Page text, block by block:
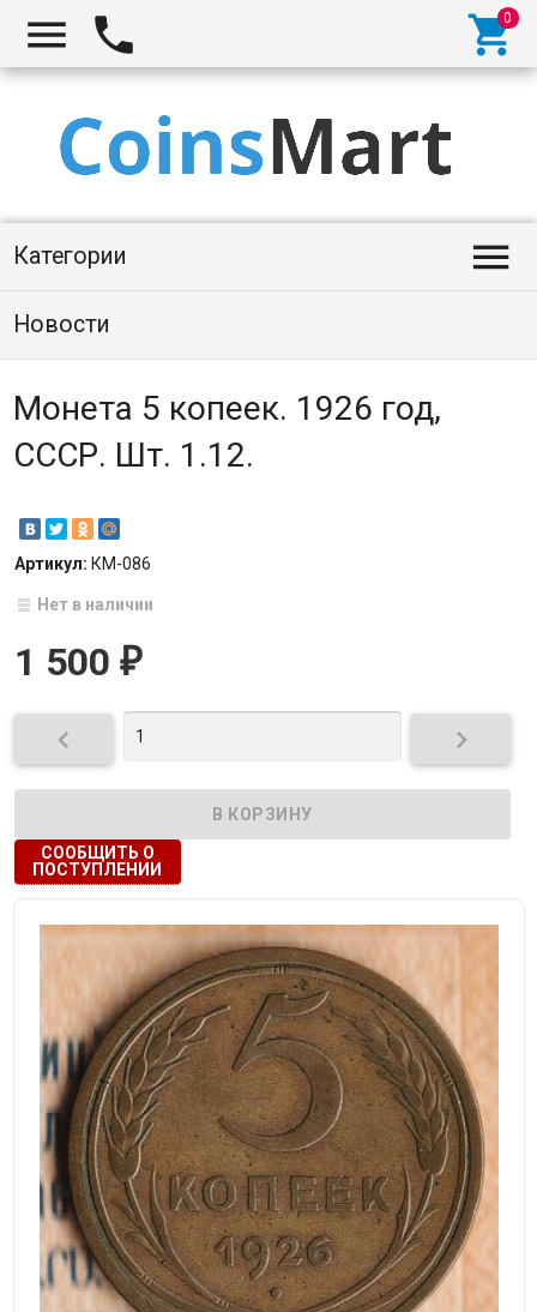
  
Категории 
Новости
Монета 5 копеек. 1926 год,
СССР. Шт. 1.12.
Артикул: КМ-086
Нет в наличии
1 500 ₽
 
СООБЩИТЬ О
ПОСТУПЛЕНИИ